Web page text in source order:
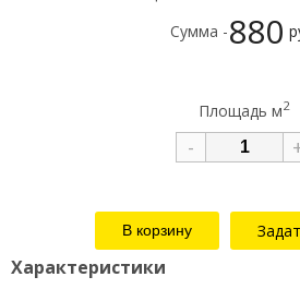
Сумма -880
Площадь м2
-